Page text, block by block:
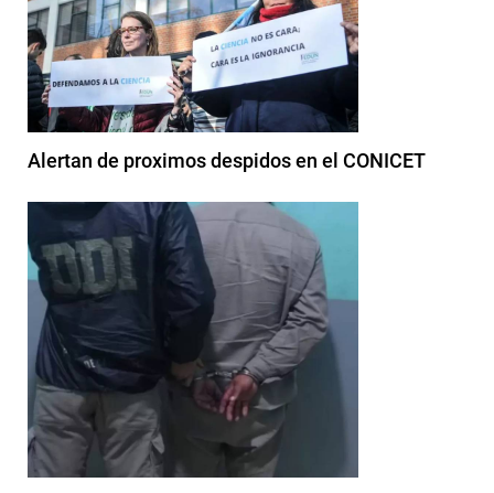
Alertan de proximos despidos en el CONICET